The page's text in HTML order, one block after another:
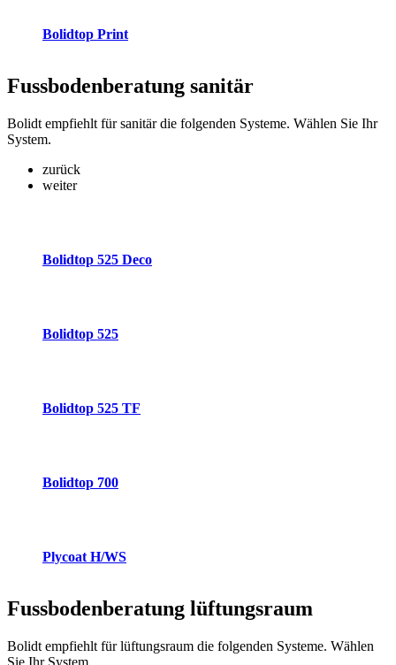
Bolidtop Print
Fussbodenberatung sanitär
Bolidt empfiehlt für sanitär die folgenden Systeme. Wählen Sie Ihr
System.
zurück
weiter
Bolidtop 525 Deco
Bolidtop 525
Bolidtop 525 TF
Bolidtop 700
Plycoat H/WS
Fussbodenberatung lüftungsraum
Bolidt empfiehlt für lüftungsraum die folgenden Systeme. Wählen
Sie Ihr System.